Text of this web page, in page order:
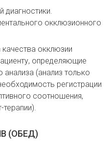
диагностики.
окклюзионного
окклюзии
определяющие
(анализ только
регистрации
соотношения,
терапии).
(ОБЕД)